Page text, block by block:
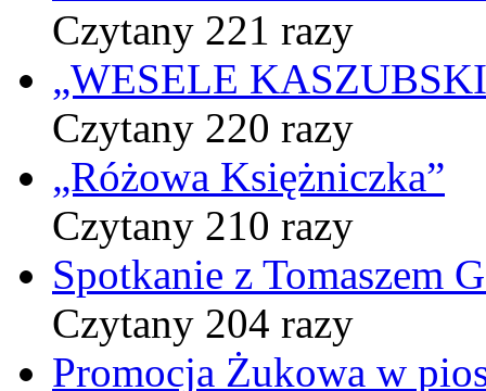
Czytany 221 razy
„WESELE
Czytany 220 razy
„Różowa Księżniczka”
Czytany 210 razy
Spotkanie z Tomaszem
Czytany 204 razy
Promocja Żukowa w